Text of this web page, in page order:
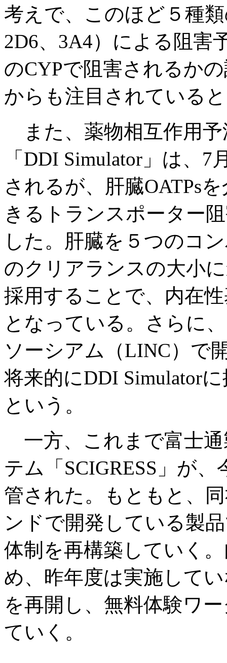
考えで、このほど５種
2D6、3A4）による阻害
のCYPで阻害されるか
からも注目されている
また、薬物相互作用
「DDI Simulator」は、
されるが、肝臓OATPs
きるトランスポーター
した。肝臓を５つのコ
のクリアランスの大小
採用することで、内在
となっている。さらに
ソーシアム（LINC）で
将来的にDDI Simulator
という。
一方、これまで富士
テム「SCIGRESS」が
管された。もともと、
ンドで開発している製
体制を再構築していく
め、昨年度は実施して
を再開し、無料体験ワ
ていく。